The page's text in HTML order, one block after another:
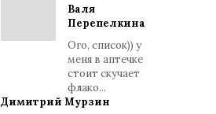
Валя
Перепелкина
Ого, список)) у
меня в аптечке
стоит скучает
флако...
Димитрий Мурзин